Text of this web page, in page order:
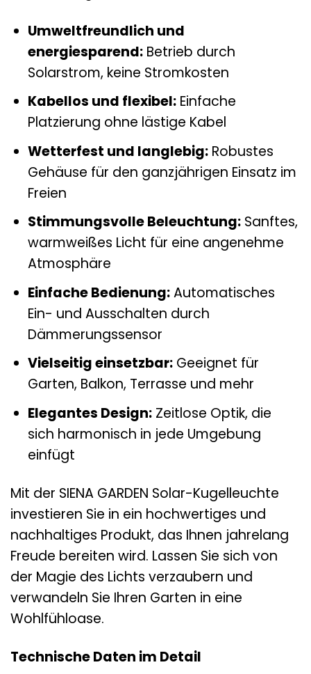
Umweltfreundlich und
energiesparend:Betrieb durch
Solarstrom, keine Stromkosten
Kabellos und flexibel:Einfache
Platzierung ohne lästige Kabel
Wetterfest und langlebig:Robustes
Gehäuse für den ganzjährigen Einsatz im
Freien
Stimmungsvolle Beleuchtung:Sanftes,
warmweißes Licht für eine angenehme
Atmosphäre
Einfache Bedienung:Automatisches
Ein- und Ausschalten durch
Dämmerungssensor
Vielseitig einsetzbar:Geeignet für
Garten, Balkon, Terrasse und mehr
Elegantes Design:Zeitlose Optik, die
sich harmonisch in jede Umgebung
einfügt
Mit der SIENA GARDEN Solar-Kugelleuchte
investieren Sie in ein hochwertiges und
nachhaltiges Produkt, das Ihnen jahrelang
Freude bereiten wird. Lassen Sie sich von
der Magie des Lichts verzaubern und
verwandeln Sie Ihren Garten in eine
Wohlfühloase.
Technische Daten im Detail